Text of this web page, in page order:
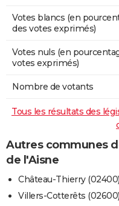
Votes blancs (en
des votes exprimés)
Votes nuls (en
votes exprimés)
Nombre de votants
Tous les résultats des
Autres communes
de l'Aisne
Château-Thierry (02400)
Villers-Cotterêts (02600)